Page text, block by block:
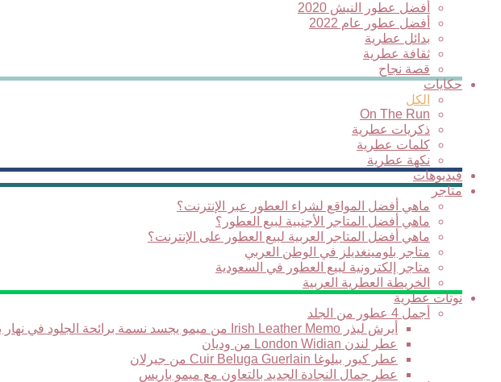
أفضل عطور النيش 2020
أفضل عطور عام 2022
بدائل عطرية
ثقافة عطرية
قصة نجاح
حكايات
الكل
On The Run
ذكريات عطرية
كلمات عطرية
نكهة عطرية
فيديوهات
متاجر
ماهي أفضل المواقع لشراء العطور عبر الإنترنت؟
ماهي أفضل المتاجر الأجنبية لبيع العطور؟
ماهي أفضل المتاجر العربية لبيع العطور على الإنترنت؟
متاجر بلومينغديلز في الوطن العربي
متاجر إلكترونية لبيع العطور في السعودية
الخريطة العطرية العربية
نوتات عطرية
أجمل 4 عطور من الجلد
أيرش ليذر Irish Leather Memo من ميمو يجسد نسمة برائحة الجلود في نهار بارد في أيرلندا
عطر لندن London Widian من وديان
عطر كيور بيلوغا Cuir Beluga Guerlain من جيرلان
عطر جمال النجادة الجديد بالتعاون مع ميمو باريس